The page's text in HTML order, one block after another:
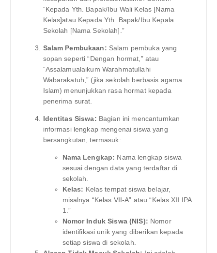
“Kepada Yth. Bapak/Ibu Wali Kelas [Nama
Kelas]atau Kepada Yth. Bapak/Ibu Kepala
Sekolah [Nama Sekolah].”
Salam Pembukaan: Salam pembuka yang
sopan seperti “Dengan hormat,” atau
“Assalamualaikum Warahmatullahi
Wabarakatuh,” (jika sekolah berbasis agama
Islam) menunjukkan rasa hormat kepada
penerima surat.
Identitas Siswa: Bagian ini mencantumkan
informasi lengkap mengenai siswa yang
bersangkutan, termasuk:
Nama Lengkap: Nama lengkap siswa
sesuai dengan data yang terdaftar di
sekolah.
Kelas: Kelas tempat siswa belajar,
misalnya “Kelas VII-A” atau “Kelas XII IPA
1.”
Nomor Induk Siswa (NIS): Nomor
identifikasi unik yang diberikan kepada
setiap siswa di sekolah.